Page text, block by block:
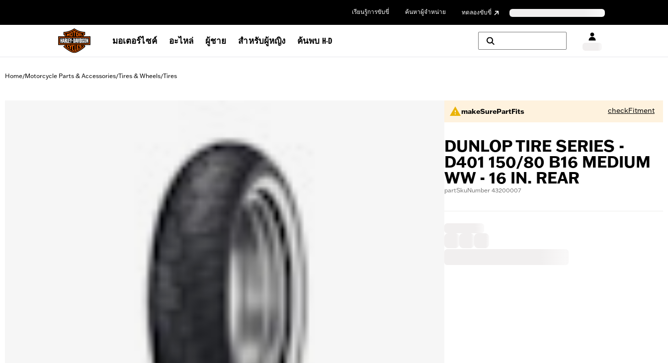
เรียนรู้การขับขี่ ค้นหาผู้จำหน่าย ทดลองขับขี่
มอเตอร์ไซค์ อะไหล่ ผู้ชาย สำหรับผู้หญิง ค้นพบ H-D
Home/Motorcycle Parts & Accessories/Tires & Wheels/Tires
makeSurePartFits checkFitment
DUNLOP TIRE SERIES -
D401 150/80 B16 MEDIUM
WW - 16 IN. REAR
partSkuNumber 43200007